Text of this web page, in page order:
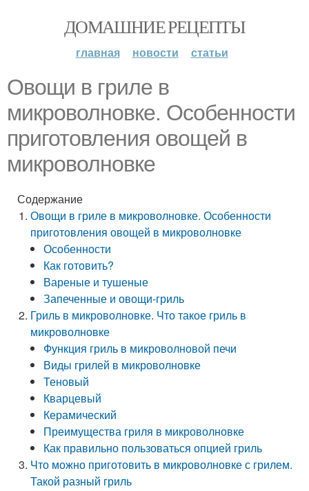
ДОМАШНИЕ РЕЦЕПТЫ
главная новости статьи
Овощи в гриле в
микроволновке. Особенности
приготовления овощей в
микроволновке
Содержание
Овощи в гриле в микроволновке. Особенности
приготовления овощей в микроволновке
Особенности
Как готовить?
Вареные и тушеные
Запеченные и овощи-гриль
Гриль в микроволновке. Что такое гриль в
микроволновке
Функция гриль в микроволновой печи
Виды грилей в микроволновке
Теновый
Кварцевый
Керамический
Преимущества гриля в микроволновке
Как правильно пользоваться опцией гриль
Что можно приготовить в микроволновке с грилем.
Такой разный гриль